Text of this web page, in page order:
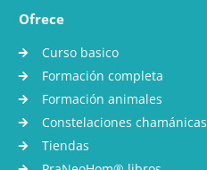
Ofrece
Curso basico
Formación completa
Formación animales
Constelaciones chamánicas
Tiendas